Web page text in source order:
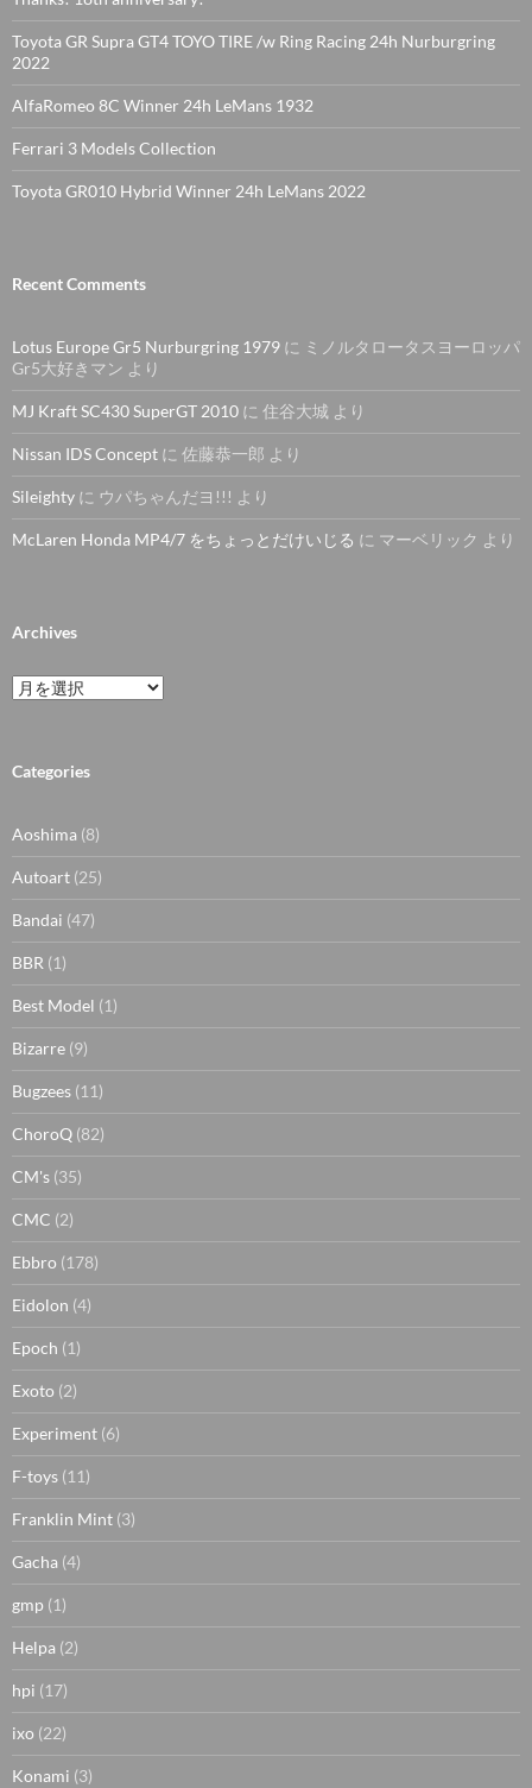
Toyota GR Supra GT4 TOYO TIRE /w Ring Racing 24h Nurburgring
2022
AlfaRomeo 8C Winner 24h LeMans 1932
Ferrari 3 Models Collection
Toyota GR010 Hybrid Winner 24h LeMans 2022
Recent Comments
Lotus Europe Gr5 Nurburgring 1979 に ミノルタロータスヨーロッパ
Gr5大好きマン より
MJ Kraft SC430 SuperGT 2010 に 住谷大城 より
Nissan IDS Concept に 佐藤恭一郎 より
Sileighty に ウパちゃんだヨ!!! より
McLaren Honda MP4/7 をちょっとだけいじる に マーベリック より
Archives
Archives
Categories
Aoshima (8)
Autoart (25)
Bandai (47)
BBR (1)
Best Model (1)
Bizarre (9)
Bugzees (11)
ChoroQ (82)
CM's (35)
CMC (2)
Ebbro (178)
Eidolon (4)
Epoch (1)
Exoto (2)
Experiment (6)
F-toys (11)
Franklin Mint (3)
Gacha (4)
gmp (1)
Helpa (2)
hpi (17)
ixo (22)
Konami (3)